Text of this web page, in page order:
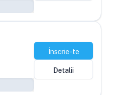
Înscrie-te
Detalii